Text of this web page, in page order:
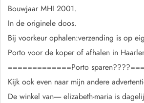
Bouwjaar MHI 2001.
In de originele doos.
Bij voorkeur ophalen:verzending is op
Porto voor de koper of afhalen in
=============Porto
Kijk ook even naar mijn andere
De winkel van----- elizabeth-maria is